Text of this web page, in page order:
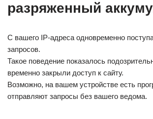
разряженный
С вашего IP-адреса одновременно
запросов.
Такое поведение показалось
временно закрыли доступ к сайту.
Возможно, на вашем устройстве есть
отправляют запросы без вашего ведома.